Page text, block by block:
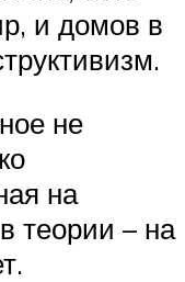
и домов в
не
на
теории – на